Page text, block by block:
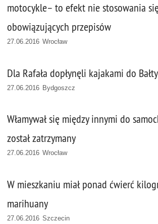
motocykle– to efekt nie stosowania
obowiązujących przepisów
27.06.2016 Wrocław
Dla Rafała dopłynęli kajakami do
27.06.2016 Bydgoszcz
Włamywał się między innymi do
został zatrzymany
27.06.2016 Wrocław
W mieszkaniu miał ponad ćwierć
marihuany
27.06.2016 Szczecin